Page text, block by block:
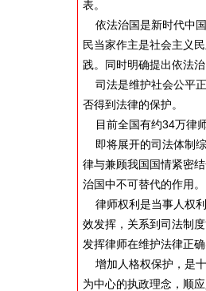
表。
依法治国是新时代中国
民当家作主是社会主义
践。同时明确提出依法
司法是维护社会公平
否得到法律的保护。
目前全国有约34万律
即将展开的司法体制
律与兼顾我国国情紧密
治国中不可替代的作用。
律师权利是当事人权
效发挥，关系到司法制
发挥律师在维护法律正
增加人格权保护，是十
为中心的执政理念，顺